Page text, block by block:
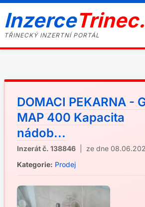
Inzerce
TŘINECKÝ INZERTNÍ PORTÁL
DOMACI PEKARNA -
MAP 400 Kapacita
nádob...
Inzerát č. 138846 | ze dne
Kategorie: Prodej